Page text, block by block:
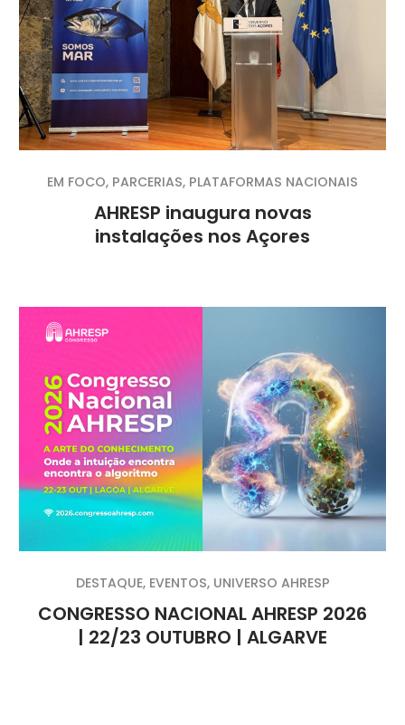
AHRESP inaugura novas
instalações nos Açores
EM FOCO, PARCERIAS, PLATAFORMAS NACIONAIS
CONGRESSO NACIONAL AHRESP 2026
| 22/23 OUTUBRO | ALGARVE
DESTAQUE, EVENTOS, UNIVERSO AHRESP